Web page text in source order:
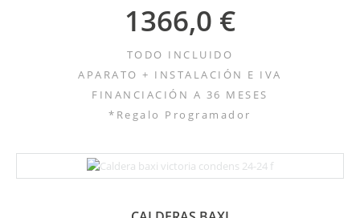
1366,0 €
TODO INCLUIDO
APARATO + INSTALACIÓN E IVA
FINANCIACIÓN A 36 MESES
*Regalo Programador